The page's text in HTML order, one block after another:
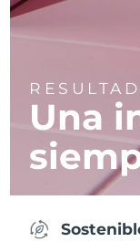
Una